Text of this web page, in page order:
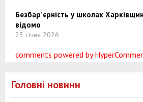
Безбар’єрність у школах
відомо
23 січня 2026
comments powered by
Головні новини